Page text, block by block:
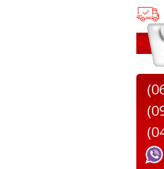
✔ Скидки